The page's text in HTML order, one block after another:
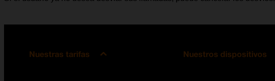
Nuestras tarifas Nuestros dispositivos